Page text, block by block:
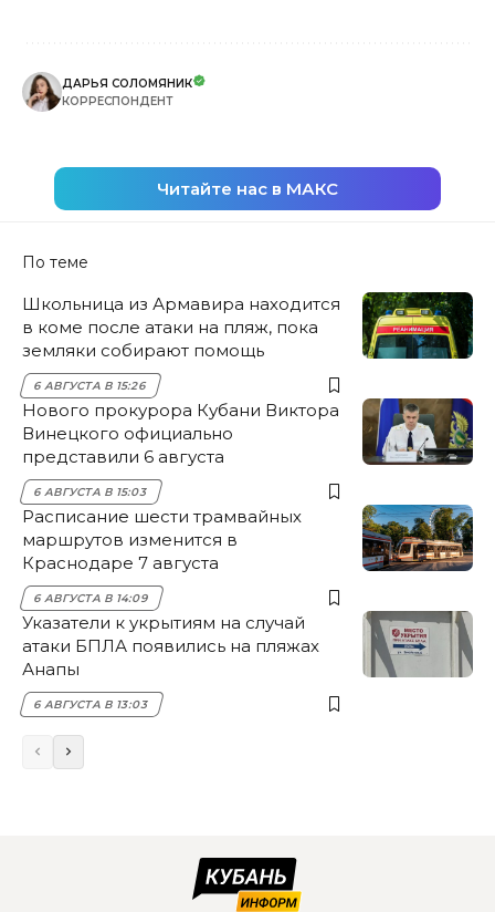
ДАРЬЯ СОЛОМЯНИК
КОРРЕСПОНДЕНТ
Читайте нас в МАКС
По теме
Школьница из Армавира находится
в коме после атаки на пляж, пока
земляки собирают помощь
6 АВГУСТА В 15:26
Нового прокурора Кубани Виктора
Винецкого официально
представили 6 августа
6 АВГУСТА В 15:03
Расписание шести трамвайных
маршрутов изменится в
Краснодаре 7 августа
6 АВГУСТА В 14:09
Указатели к укрытиям на случай
атаки БПЛА появились на пляжах
Анапы
6 АВГУСТА В 13:03